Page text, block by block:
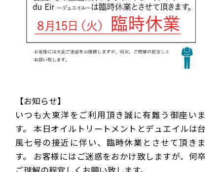
【お知らせ】
いつも大東洋をご利用頂き誠に有難う御座いま
す。 本日オイルトリートメントとデュエイルは台
風七号の接近に伴い、臨時休業とさせて頂きま
す。 お客様にはご迷惑をおかけ致しますが、何卒